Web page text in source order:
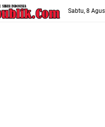
Sabtu, 8